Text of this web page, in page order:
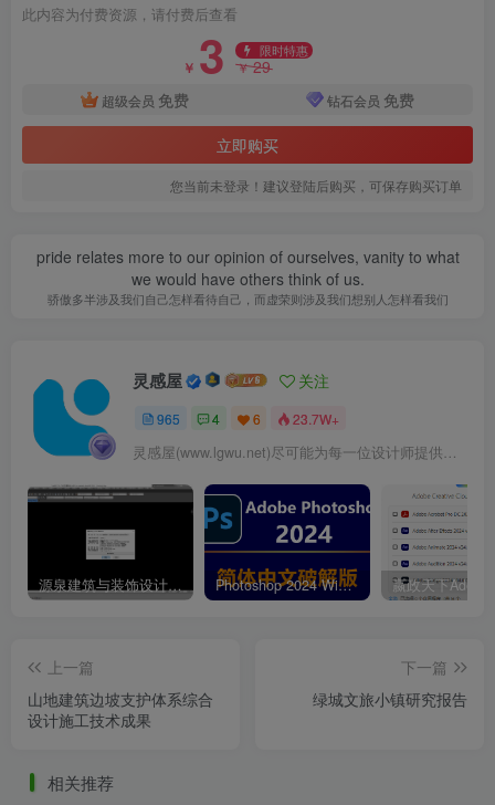
混凝土内支撑施工——支撑施工工序.png
此内容为付费资源，请付费后查看
￥ 3 限时特惠
￥29
超级会员 免费 钻石会员 免费
立即购买
您当前未登录！建议登陆后购买，可保存购买订单
pride relates more to our opinion of ourselves, vanity to what
we would have others think of us.
骄傲多半涉及我们自己怎样看待自己，而虚荣则涉及我们想别人怎样看我们
灵感屋 关注
965 4 6 23.7W+
灵感屋(www.lgwu.net)尽可能为每一位设计师提供更全面、更精致、更具有创意感的设计素材。努力成为景观设计师展示实力和互相学习的优质网络资源发布平台。
源泉建筑与装饰设计CAD插件工具箱（YQArch 6.7.4） Photoshop 2024 Win|Mac 简体中文破解版安装包下载及安装教程
上一篇
山地建筑边坡支护体系综合
设计施工技术成果
下一篇
绿城文旅小镇研究报告
相关推荐